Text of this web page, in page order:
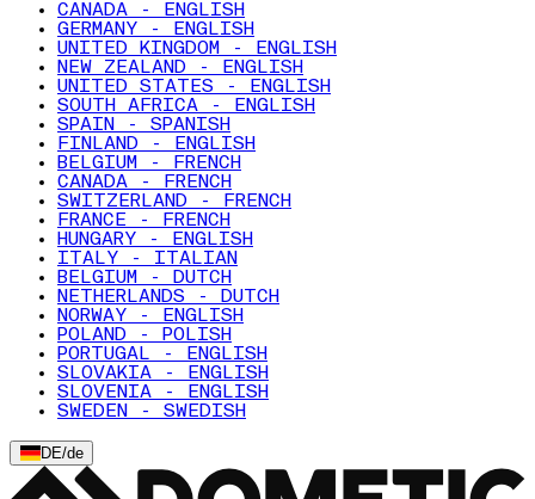
CANADA - ENGLISH
GERMANY - ENGLISH
UNITED KINGDOM - ENGLISH
NEW ZEALAND - ENGLISH
UNITED STATES - ENGLISH
SOUTH AFRICA - ENGLISH
SPAIN - SPANISH
FINLAND - ENGLISH
BELGIUM - FRENCH
CANADA - FRENCH
SWITZERLAND - FRENCH
FRANCE - FRENCH
HUNGARY - ENGLISH
ITALY - ITALIAN
BELGIUM - DUTCH
NETHERLANDS - DUTCH
NORWAY - ENGLISH
POLAND - POLISH
PORTUGAL - ENGLISH
SLOVAKIA - ENGLISH
SLOVENIA - ENGLISH
SWEDEN - SWEDISH
DE/de